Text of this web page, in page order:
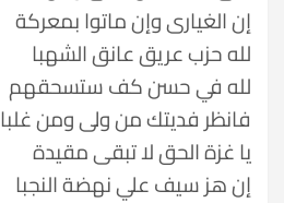
إن الغيارى وإن ماتوا بمعركة
لله حزب عريق عانق الشهبا
لله في حسن كف ستسحقهم
فانظر فديتك من ولى ومن غلبا
يا غزة الحق لا تبقى مقيدة
إن هز سيف علي نهضة النجبا